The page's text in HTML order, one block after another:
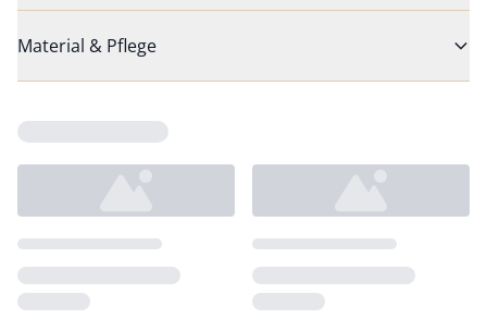
Material & Pflege